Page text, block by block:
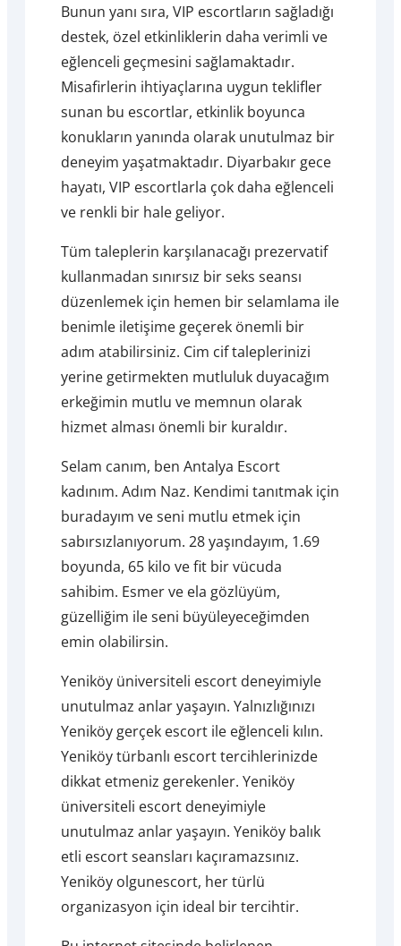
Bunun yanı sıra, VIP escortların sağladığı
destek, özel etkinliklerin daha verimli ve
eğlenceli geçmesini sağlamaktadır.
Misafirlerin ihtiyaçlarına uygun teklifler
sunan bu escortlar, etkinlik boyunca
konukların yanında olarak unutulmaz bir
deneyim yaşatmaktadır. Diyarbakır gece
hayatı, VIP escortlarla çok daha eğlenceli
ve renkli bir hale geliyor.
Tüm taleplerin karşılanacağı prezervatif
kullanmadan sınırsız bir seks seansı
düzenlemek için hemen bir selamlama ile
benimle iletişime geçerek önemli bir
adım atabilirsiniz. Cim cif taleplerinizi
yerine getirmekten mutluluk duyacağım
erkeğimin mutlu ve memnun olarak
hizmet alması önemli bir kuraldır.
Selam canım, ben Antalya Escort
kadınım. Adım Naz. Kendimi tanıtmak için
buradayım ve seni mutlu etmek için
sabırsızlanıyorum. 28 yaşındayım, 1.69
boyunda, 65 kilo ve fit bir vücuda
sahibim. Esmer ve ela gözlüyüm,
güzelliğim ile seni büyüleyeceğimden
emin olabilirsin.
Yeniköy üniversiteli escort deneyimiyle
unutulmaz anlar yaşayın. Yalnızlığınızı
Yeniköy gerçek escort ile eğlenceli kılın.
Yeniköy türbanlı escort tercihlerinizde
dikkat etmeniz gerekenler. Yeniköy
üniversiteli escort deneyimiyle
unutulmaz anlar yaşayın. Yeniköy balık
etli escort seansları kaçıramazsınız.
Yeniköy olgunescort, her türlü
organizasyon için ideal bir tercihtir.